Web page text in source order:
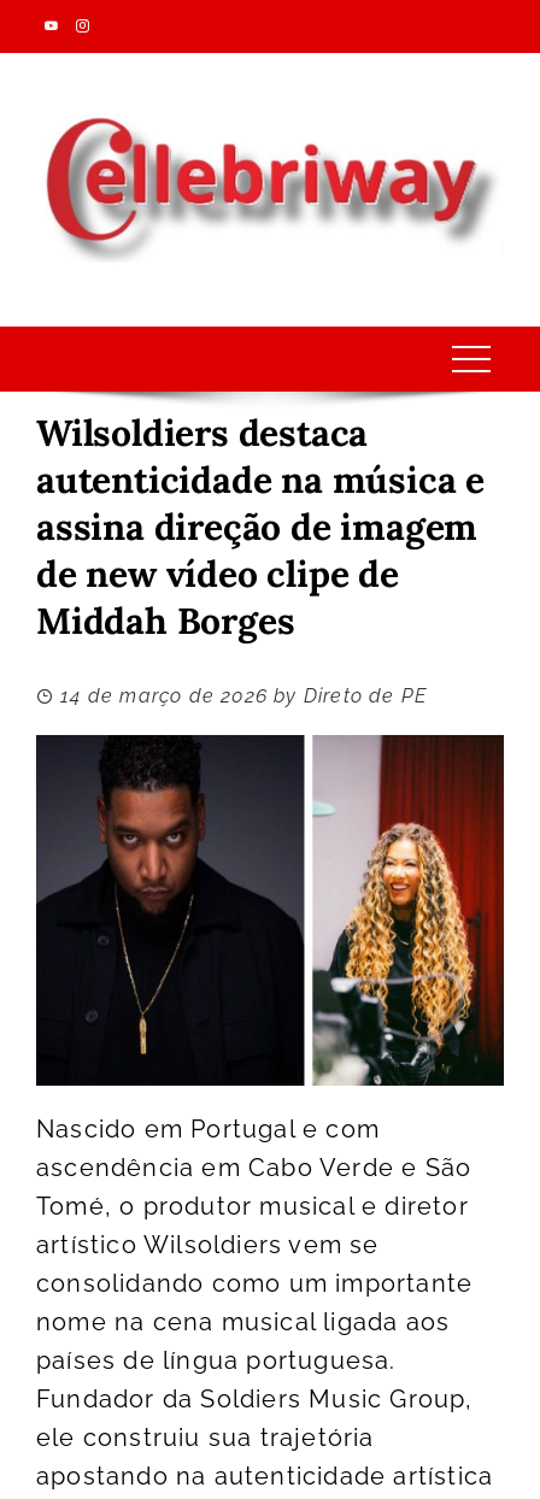
Skip
to
Wilsoldiers destaca
autenticidade na música e
assina direção de imagem
de new vídeo clipe de
Middah Borges
14 de março de 2026 by Direto de PE
Nascido em Portugal e com
ascendência em Cabo Verde e São
Tomé, o produtor musical e diretor
artístico Wilsoldiers vem se
consolidando como um importante
nome na cena musical ligada aos
países de língua portuguesa.
Fundador da Soldiers Music Group,
ele construiu sua trajetória
apostando na autenticidade artística